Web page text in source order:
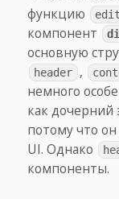
функцию
компонент
основную
header ,
немного
как дочерний
потому что
UI. Однако
компоненты.